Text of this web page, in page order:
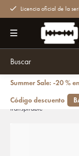
Licencia oficial de la
Summer Sale: -20 %
Código descuento
Traje sastre hombre |
transpirable